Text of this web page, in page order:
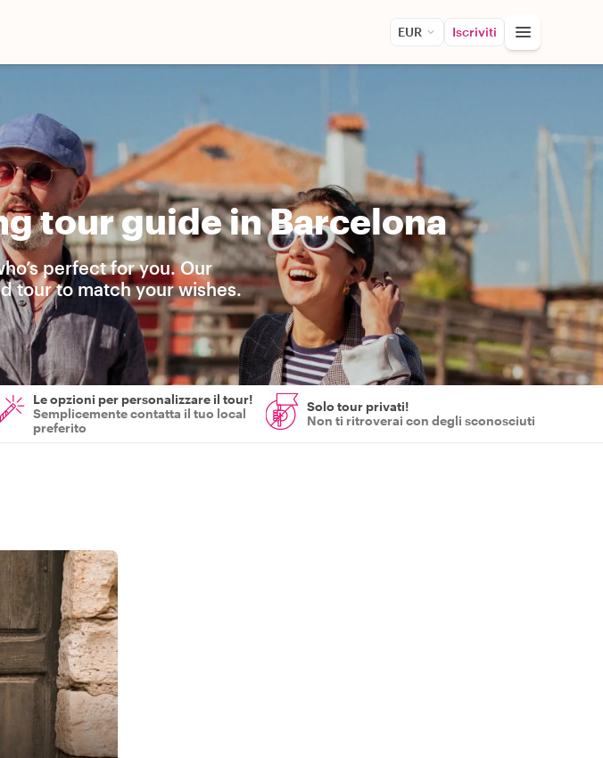
EUR Iscriviti
tour guide in Barcelona
perfect for you. Our
tour to match your wishes.
Le opzioni per personalizzare il tour!
Semplicemente contatta il tuo local
preferito
Solo tour privati!
Non ti ritroverai con degli sconosciuti